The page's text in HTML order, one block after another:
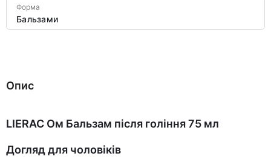
Форма
Бальзами
Опис
LIERAC Ом Бальзам після гоління 75 мл
Догляд для чоловіків